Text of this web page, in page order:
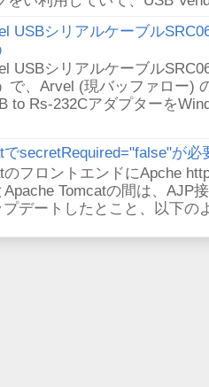
USBシリアルケーブル
USBシリアルケーブル
で、Arvel (現バッファロー)
to Rs-232Cアダプターを
でsecretRequired="false"が必
のフロントエンドにApche
Tomcatの間は、AJP
プデートしたとこと、以下の